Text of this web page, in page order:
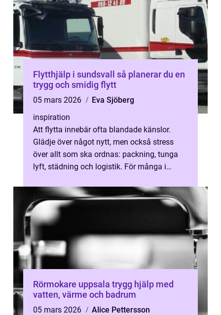
Flytthjälp i sundsvall så planerar du en
trygg och smidig flytt
05 mars 2026
Eva Sjöberg
inspiration
Att flytta innebär ofta blandade känslor.
Glädje över något nytt, men också stress
över allt som ska ordnas: packning, tunga
lyft, städning och logistik. För många i
Rörmokare uppsala trygg hjälp med
vatten, värme och badrum
05 mars 2026
Alice Pettersson